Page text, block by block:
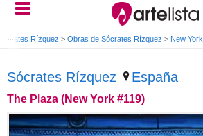
Rízquez > Obras de Sócrates Rízquez > New York
Sócrates Rízquez España
The Plaza (New York #119)